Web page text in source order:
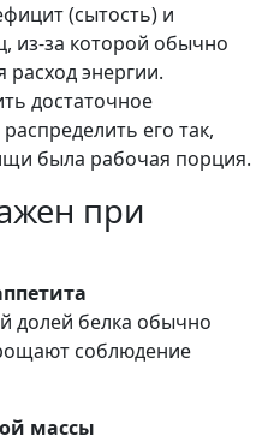
(сытость) и
из-за которой обычно
расход энергии.
достаточное
его так,
была рабочая порция.
при
долей белка обычно
соблюдение
массы